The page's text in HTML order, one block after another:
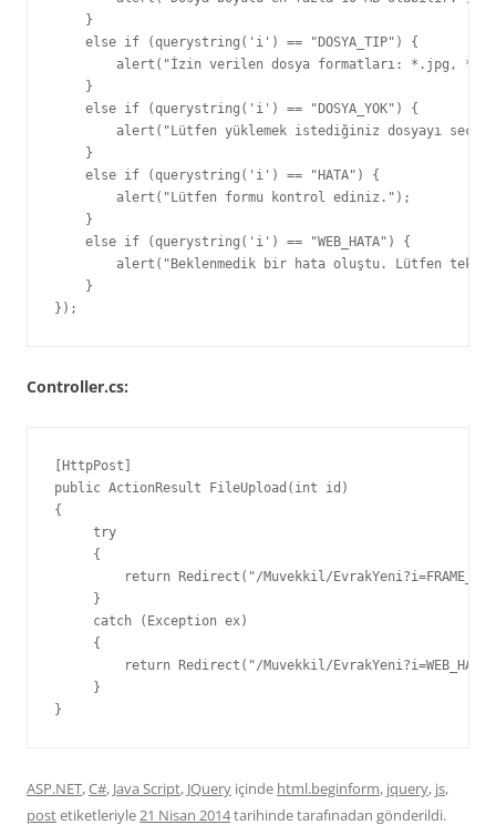
}
else if (querystring('i') == "DOSYA_TIP") {
alert("İzin verilen dosya formatları: *.jpg,
}
else if (querystring('i') == "DOSYA_YOK") {
alert("Lütfen yüklemek istediğiniz dosyayı
}
else if (querystring('i') == "HATA") {
alert("Lütfen formu kontrol ediniz.");
}
else if (querystring('i') == "WEB_HATA") {
alert("Beklenmedik bir hata oluştu. Lütfen tekrar
}
});
Controller.cs:
[HttpPost]
public ActionResult FileUpload(int id)
{
try
{
return Redirect("/Muvekkil/
}
catch (Exception ex)
{
return Redirect("/Muvekkil/
}
}
ASP.NET,C#, Java Script, JQuery içinde html.beginform, jquery, js,
postetiketleriyle21 Nisan 2014tarihindetarafınadan gönderildi.